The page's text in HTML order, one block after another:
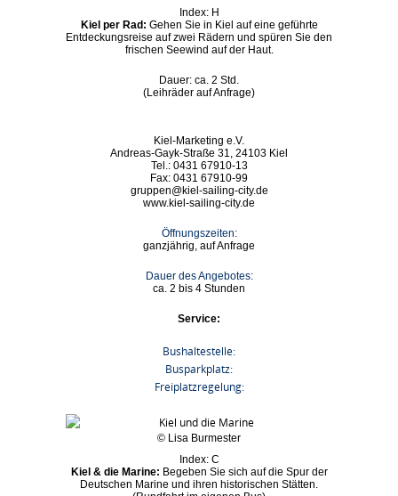
Index: H
Kiel per Rad: Gehen Sie in Kiel auf eine geführte
Entdeckungsreise auf zwei Rädern und spüren Sie den
frischen Seewind auf der Haut.
Dauer: ca. 2 Std.
(Leihräder auf Anfrage)
Kiel-Marketing e.V.
Andreas-Gayk-Straße 31, 24103 Kiel
Tel.: 0431 67910-13
Fax: 0431 67910-99
gruppen@kiel-sailing-city.de
www.kiel-sailing-city.de
Öffnungszeiten:
ganzjährig, auf Anfrage
Dauer des Angebotes:
ca. 2 bis 4 Stunden
Service:
Bushaltestelle:
Busparkplatz:
Freiplatzregelung:
© Lisa Burmester
Index: C
Kiel & die Marine: Begeben Sie sich auf die Spur der
Deutschen Marine und ihren historischen Stätten.